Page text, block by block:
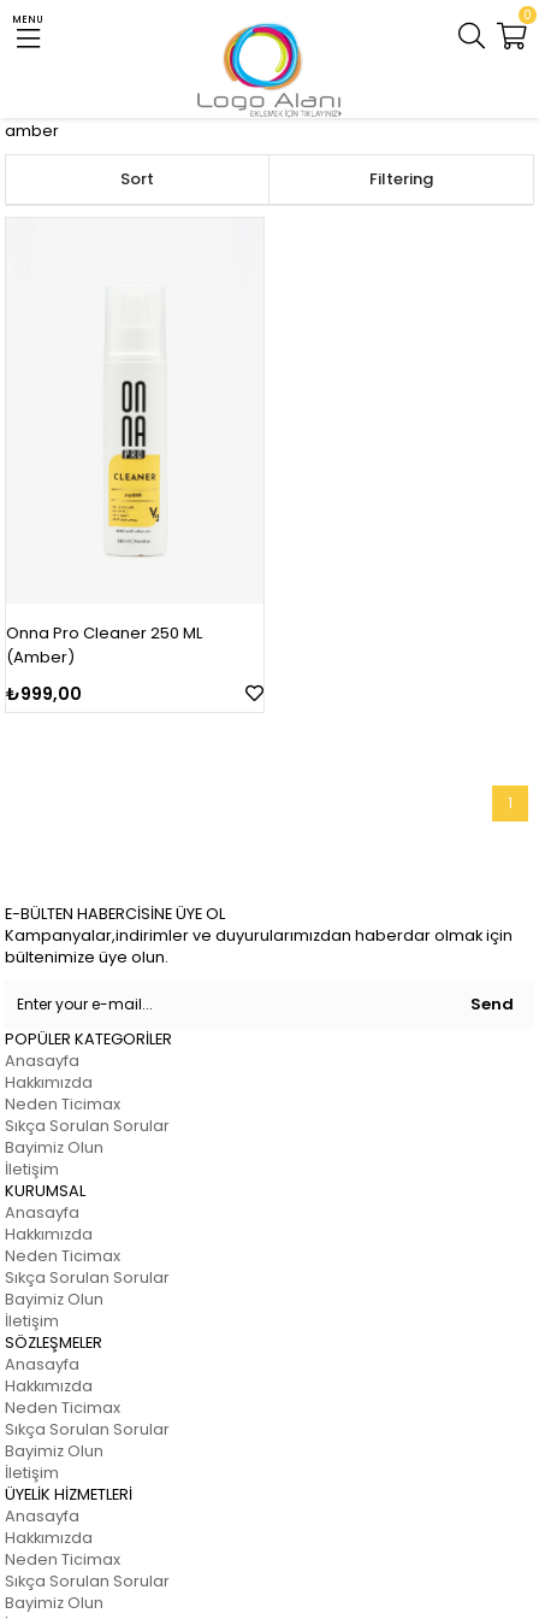
MENU 0
BAKIM ÜRÜNLERİ AMBER
amber
Filtering
Sort
Onna Pro Cleaner 250 ML
(Amber)
₺999,00
1
E-BÜLTEN HABERCİSİNE ÜYE OL
Kampanyalar,indirimler ve duyurularımızdan haberdar olmak için
bültenimize üye olun.
Send
POPÜLER KATEGORİLER
Anasayfa
Hakkımızda
Neden Ticimax
Sıkça Sorulan Sorular
Bayimiz Olun
İletişim
KURUMSAL
Anasayfa
Hakkımızda
Neden Ticimax
Sıkça Sorulan Sorular
Bayimiz Olun
İletişim
SÖZLEŞMELER
Anasayfa
Hakkımızda
Neden Ticimax
Sıkça Sorulan Sorular
Bayimiz Olun
İletişim
ÜYELİK HİZMETLERİ
Anasayfa
Hakkımızda
Neden Ticimax
Sıkça Sorulan Sorular
Bayimiz Olun